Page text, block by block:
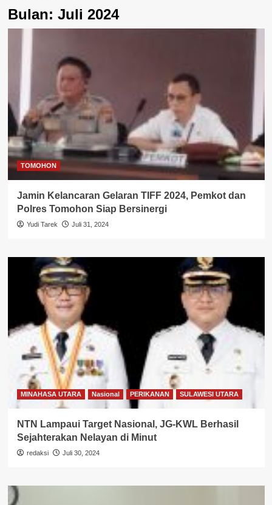
Bulan: Juli 2024
TOMOHON
Jamin Kelancaran Gelaran TIFF 2024, Pemkot dan
Polres Tomohon Siap Bersinergi
Yudi Tarek Juli 31, 2024
MINAHASA UTARA Nasional PERIKANAN SULAWESI UTARA
NTN Lampaui Target Nasional, JG-KWL Berhasil
Sejahterakan Nelayan di Minut
redaksi Juli 30, 2024